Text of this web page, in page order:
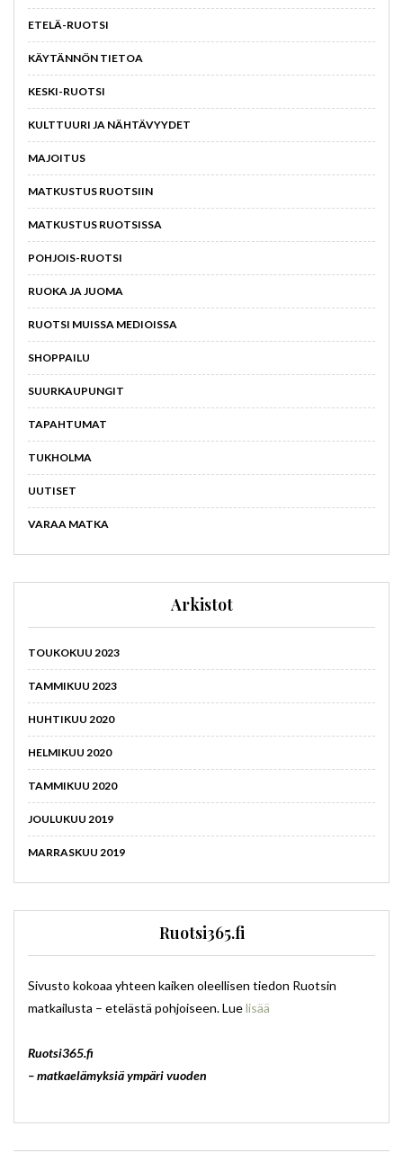
ETELÄ-RUOTSI
KÄYTÄNNÖN TIETOA
KESKI-RUOTSI
KULTTUURI JA NÄHTÄVYYDET
MAJOITUS
MATKUSTUS RUOTSIIN
MATKUSTUS RUOTSISSA
POHJOIS-RUOTSI
RUOKA JA JUOMA
RUOTSI MUISSA MEDIOISSA
SHOPPAILU
SUURKAUPUNGIT
TAPAHTUMAT
TUKHOLMA
UUTISET
VARAA MATKA
Arkistot
TOUKOKUU 2023
TAMMIKUU 2023
HUHTIKUU 2020
HELMIKUU 2020
TAMMIKUU 2020
JOULUKUU 2019
MARRASKUU 2019
Ruotsi365.fi
Sivusto kokoaa yhteen kaiken oleellisen tiedon Ruotsin
matkailusta – etelästä pohjoiseen. Luelisää
Ruotsi365.fi
– matkaelämyksiä ympäri vuoden